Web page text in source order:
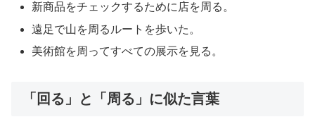
新商品をチェックするために店を周る。
遠足で山を周るルートを歩いた。
美術館を周ってすべての展示を見る。
「回る」と「周る」に似た言葉